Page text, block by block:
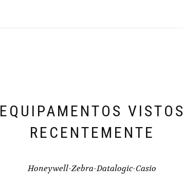
EQUIPAMENTOS VISTOS
RECENTEMENTE
Honeywell-Zebra-Datalogic-Casio